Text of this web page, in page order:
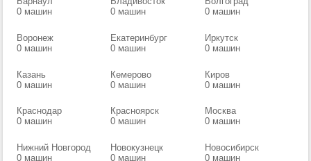
0 машин
0 машин
0 машин
Воронеж
0 машин
Екатеринбург
0 машин
Иркутск
0 машин
Казань
0 машин
Кемерово
0 машин
Киров
0 машин
Краснодар
0 машин
Красноярск
0 машин
Москва
0 машин
Нижний Новгород
0 машин
Новокузнецк
0 машин
Новосибирск
0 машин